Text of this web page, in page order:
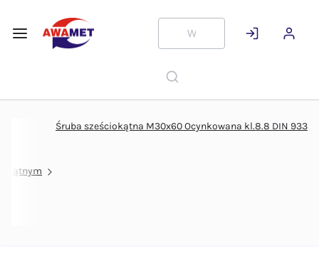
Śruba sześciokątna M30x60 Ocynkowana kl.8.8 DIN 933